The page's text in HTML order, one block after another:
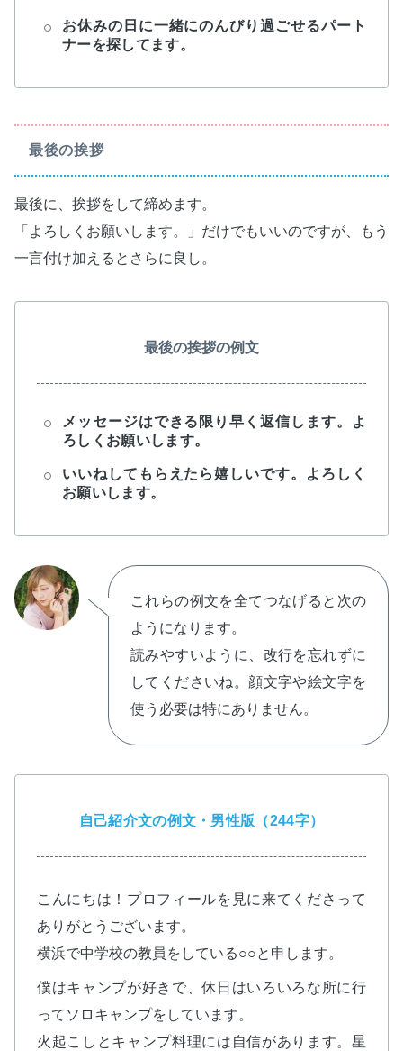
お休みの日に一緒にのんびり過ごせるパート
ナーを探してます。
最後の挨拶
最後に、挨拶をして締めます。
「よろしくお願いします。」だけでもいいのですが、もう
一言付け加えるとさらに良し。
最後の挨拶の例文
メッセージはできる限り早く返信します。よ
ろしくお願いします。
いいねしてもらえたら嬉しいです。よろしく
お願いします。
これらの例文を全てつなげると次の
ようになります。
読みやすいように、改行を忘れずに
してくださいね。顔文字や絵文字を
使う必要は特にありません。
自己紹介文の例文・男性版（244字）
こんにちは！プロフィールを見に来てくださって
ありがとうございます。
横浜で中学校の教員をしている○○と申します。
僕はキャンプが好きで、休日はいろいろな所に行
ってソロキャンプをしています。
火起こしとキャンプ料理には自信があります。星